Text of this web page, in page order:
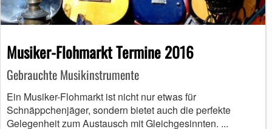
Musiker-Flohmarkt Termine 2016
Gebrauchte Musikinstrumente
Ein Musiker-Flohmarkt ist nicht nur etwas für
Schnäppchenjäger, sondern bietet auch die perfekte
Gelegenheit zum Austausch mit Gleichgesinnten. ...